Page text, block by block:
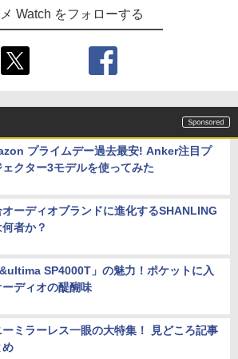
Watch をフォローする
プライムデー過去最安! Anker注目プ
ェクター3モデルを使ってみた
オーディオブランドに進化するSHANLING
何者か？
SP4000T」の魅力！ポケットに入
ーディオの醍醐味
ーミラーレス一眼の大特集！ 見どころ記事
め